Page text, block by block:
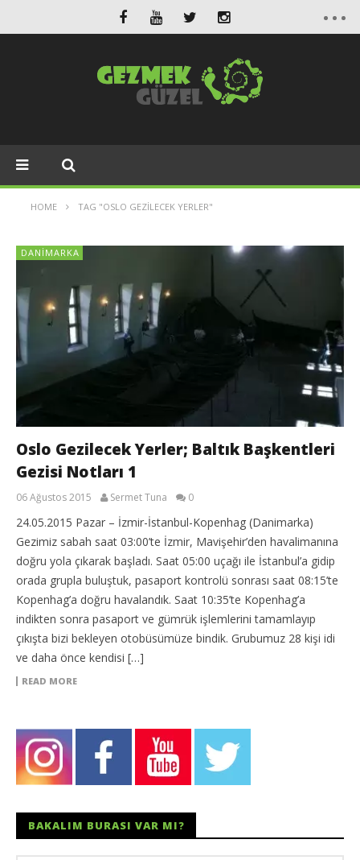
HOME TAG "OSLO GEZILECEK YERLER"
DANIMARKA
Oslo Gezilecek Yerler; Baltık Başkentleri
Gezisi Notları 1
06 Ağustos 2015 Sermet Tuna 0
24.05.2015 Pazar – İzmir-İstanbul-Kopenhag (Danimarka)
Gezimiz sabah saat 03:00’te İzmir, Mavişehir’den havalimanına
doğru yola çıkarak başladı. Saat 05:00 uçağı ile İstanbul’a gidip
orada grupla buluştuk, pasaport kontrolü sonrası saat 08:15’te
Kopenhag’a doğru havalandık. Saat 10:35’te Kopenhag’a
indikten sonra pasaport ve gümrük işlemlerini tamamlayıp
çıkışta bizi bekleyen otobüsümüze bindik. Grubumuz 28 kişi idi
ve daha önce kendisi […]
READ MORE
BAKALIM BURASI VAR MI?